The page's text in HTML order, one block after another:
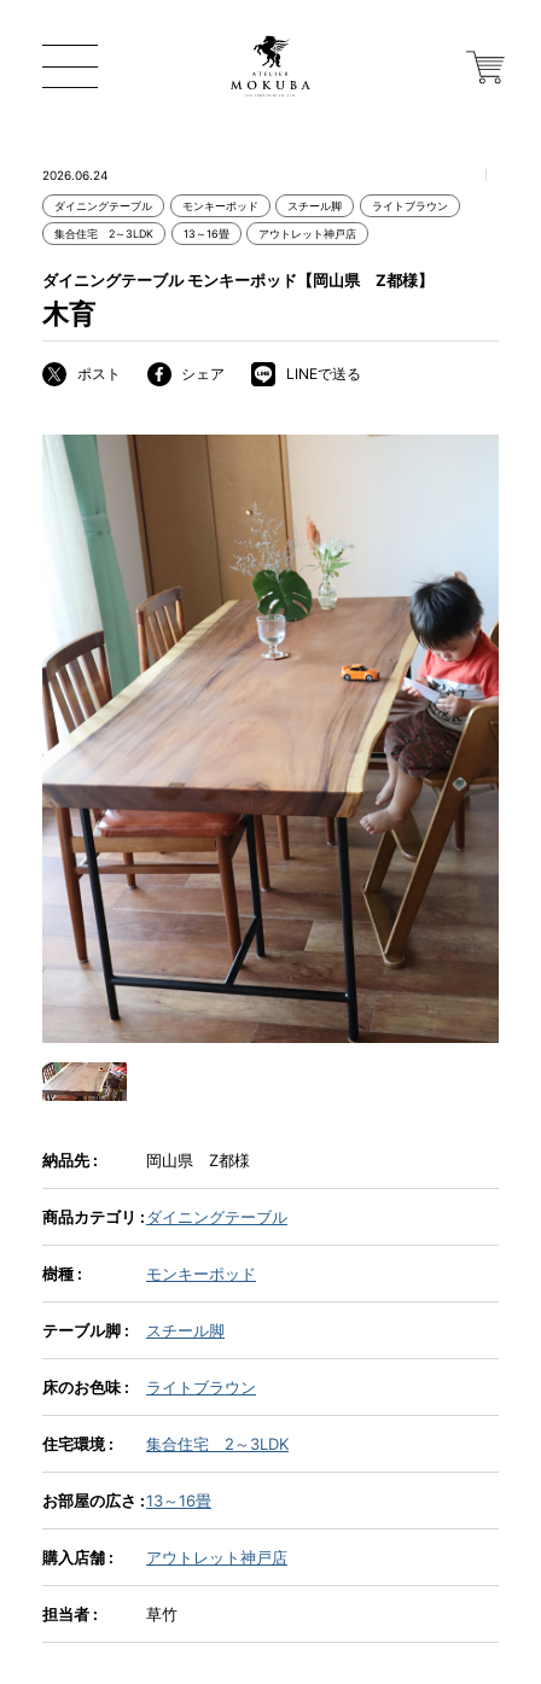
ONLINE STORE
MOKUBA について
商品情報
直営店
イベント
WEBカタログ
全商品一覧
新入荷情報
納品事例
INFORMATION
MOKUBA CHANNEL
よくあるご質問
お問い合わせ
2026.06.24
ダイニングテーブル モンキーポッド スチール脚 ライトブラウン
集合住宅 2～3LDK 13～16畳 アウトレット神戸店
木育
ダイニングテーブル モンキーポッド【岡山県 Z都様】
ポスト シェア LINEで送る
納品先 : 岡山県 Z都様
商品カテゴリ :ダイニングテーブル
樹種 : モンキーポッド
テーブル脚 : スチール脚
床のお色味 : ライトブラウン
住宅環境 : 集合住宅 2～3LDK
お部屋の広さ :13～16畳
購入店舗 : アウトレット神戸店
担当者 : 草竹